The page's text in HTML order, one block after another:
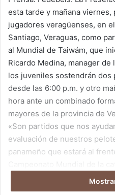
esta tarde y mañana
jugadores veragüenses, en
Santiago, Veraguas, como
al Mundial de Taiwám, que
Ricardo Medina, manager
los juveniles sostendrán dos
desde las 6:00 p.m. y otro
hora ante un combinado
mayores de la provincia de
«Son partidos que nos
evaluación de nuestros
panameño que estará al
Medina también notificó de
tenido la preselección U18